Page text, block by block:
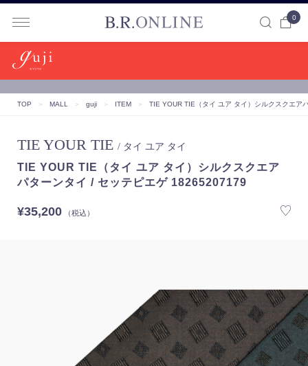
0
TOP ＞ MALL ＞ guji ＞ ITEM ＞ TIE YOUR TIE（タイ ユア タイ）シルクスクエ
TIE YOUR TIE / タイ ユア タイ
TIE YOUR TIE（タイ ユア タイ）シルクスクエア
パターンタイ / セッテピエゲ 18265207179
¥35,200（税込）